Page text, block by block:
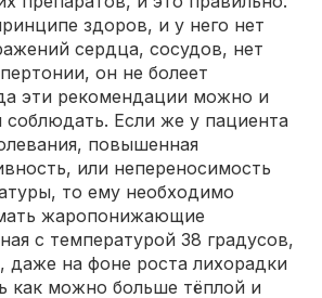
здоров, и у него нет
сердца, сосудов, нет
он не болеет
эти рекомендации можно и
соблюдать. Если же у пациента
повышенная
или непереносимость
то ему необходимо
жаропонижающие
с температурой 38 градусов,
на фоне роста лихорадки
как можно больше тёплой и